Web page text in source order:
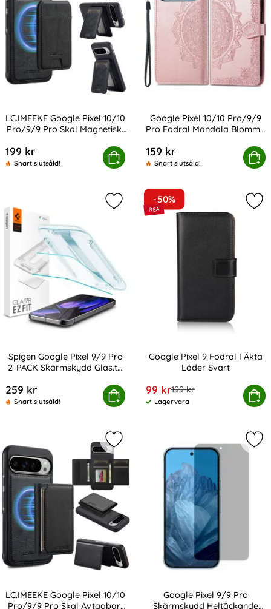
LC.IMEEKE Google Pixel 10/10
Pro/9/9 Pro Skal Magnetiskt
199 kr
Snart slutsåld!
Köp
Google Pixel 10/10 Pro/9/9 Pro Skal Magnetiskt
Google Pixel 10/10 Pro/9/9
Pro Fodral Mandala Blomma
159 kr
Snart slutsåld!
Köp
Google Pixel 10/10 Pro/9/9 Pro
Spigen Google Pixel 9/9 Pro
2-PACK Skärmskydd Glas.tR
259 kr
Snart slutsåld!
Köp
Pixel 9/9 Pro 2-PACK Skärmskydd Glas.tR "Ez Fit"
Markera spigen Google Pixel 9/9
-50%
Google Pixel 9 Fodral I Äkta
Läder Svart
rea pris
99 krtidigare pris
199 kr
Tillgänglighet:
Lagervara
Köp
Google Pixel 9 Fodral
LC.IMEEKE Google Pixel 10/10
Pro/9/9 Pro Skal Avtagbart
Markera lC.IMEEKE Google Pixel
Google Pixel 9/9 Pro
Skärmskydd Heltäckande